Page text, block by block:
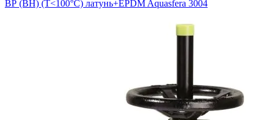
ВР (ВН) (Т<100°С) латунь+EPDM Aquasfera 3004